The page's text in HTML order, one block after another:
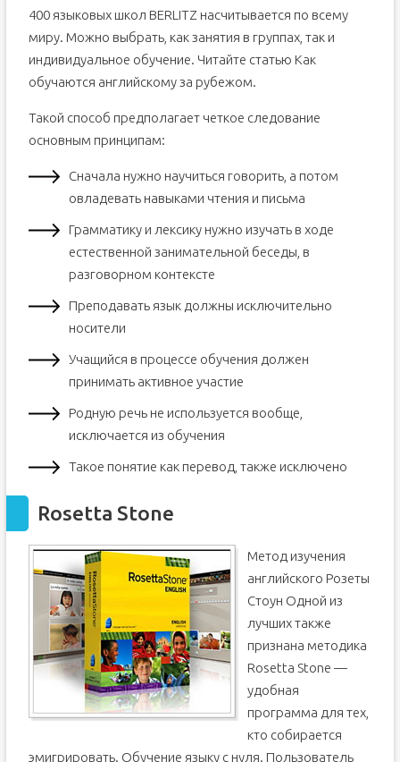
400 языковых школ BERLITZ насчитывается по всему
миру. Можно выбрать, как занятия в группах, так и
индивидуальное обучение. Читайте статью Как
обучаются английскому за рубежом.
Такой способ предполагает четкое следование
основным принципам:
Сначала нужно научиться говорить, а потом
овладевать навыками чтения и письма
Грамматику и лексику нужно изучать в ходе
естественной занимательной беседы, в
разговорном контексте
Преподавать язык должны исключительно
носители
Учащийся в процессе обучения должен
принимать активное участие
Родную речь не используется вообще,
исключается из обучения
Такое понятие как перевод, также исключено
Rosetta Stone
Метод изучения
английского Розеты
Стоун Одной из
лучших также
признана методика
Rosetta Stone —
удобная
программа для тех,
кто собирается
эмигрировать. Обучение языку с нуля. Пользователь